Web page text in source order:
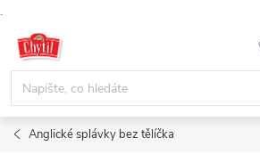
.
obsah
Anglické splávky bez tělíčka